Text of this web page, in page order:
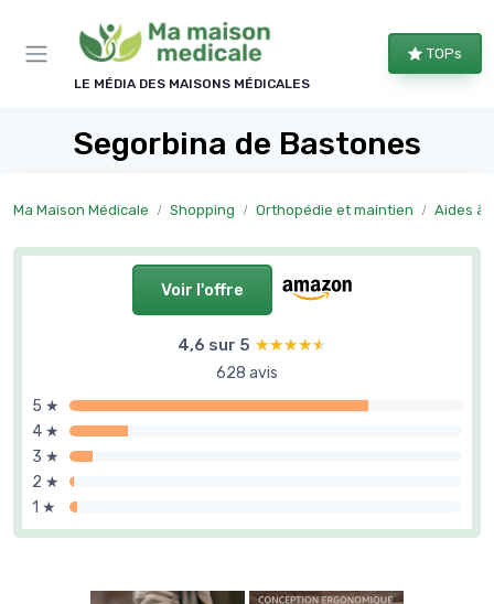
LE MÉDIA DES MAISONS MÉDICALES
TOPs
Segorbina de Bastones
Ma Maison Médicale Shopping Orthopédie et maintien Aides à
Voir l'offre
4,6 sur 5 ★★★★★
★★★★★
628 avis
5 ★
4 ★
3 ★
2 ★
1 ★